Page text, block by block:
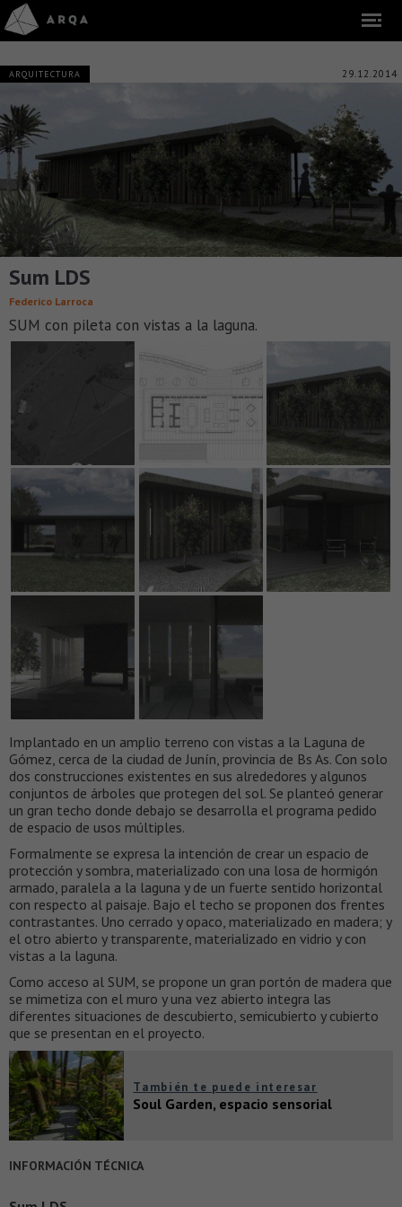
ARQUITECTURA 29.12.2014
Sum LDS
Federico Larroca
SUM con pileta con vistas a la laguna.
Implantado en un amplio terreno con vistas a la Laguna de
Gómez, cerca de la ciudad de Junín, provincia de Bs As. Con solo
dos construcciones existentes en sus alrededores y algunos
conjuntos de árboles que protegen del sol. Se planteó generar
un gran techo donde debajo se desarrolla el programa pedido
de espacio de usos múltiples.
Formalmente se expresa la intención de crear un espacio de
protección y sombra, materializado con una losa de hormigón
armado, paralela a la laguna y de un fuerte sentido horizontal
con respecto al paisaje. Bajo el techo se proponen dos frentes
contrastantes. Uno cerrado y opaco, materializado en madera; y
el otro abierto y transparente, materializado en vidrio y con
vistas a la laguna.
Como acceso al SUM, se propone un gran portón de madera que
se mimetiza con el muro y una vez abierto integra las
diferentes situaciones de descubierto, semicubierto y cubierto
que se presentan en el proyecto.
También te puede interesar
Soul Garden, espacio sensorial
INFORMACIÓN TÉCNICA